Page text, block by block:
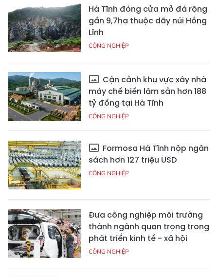
Hà Tĩnh đóng cửa mỏ đá rộng
gần 9,7ha thuộc dãy núi Hồng
Lĩnh
CÔNG NGHIỆP
Cận cảnh khu vực xây nhà
máy chế biến lâm sản hơn 188
tỷ đồng tại Hà Tĩnh
CÔNG NGHIỆP
Formosa Hà Tĩnh nộp ngân
sách hơn 127 triệu USD
CÔNG NGHIỆP
Đưa công nghiệp môi trường
thành ngành quan trọng trong
phát triển kinh tế - xã hội
CÔNG NGHIỆP